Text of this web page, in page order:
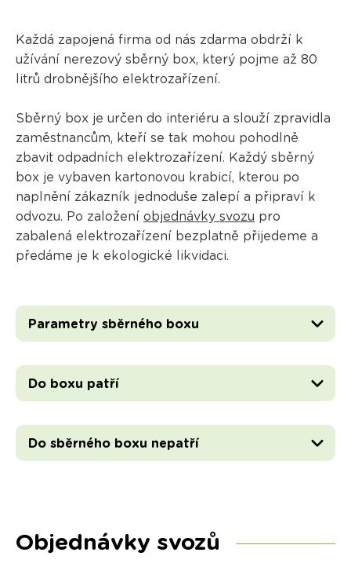
Každá zapojená firma od nás zdarma obdrží k
užívání nerezový sběrný box, který pojme až 80
litrů drobnějšího elektrozařízení.
Sběrný box je určen do interiéru a slouží zpravidla
zaměstnancům, kteří se tak mohou pohodlně
zbavit odpadních elektrozařízení. Každý sběrný
box je vybaven kartonovou krabicí, kterou po
naplnění zákazník jednoduše zalepí a připraví k
odvozu. Po založení objednávky svozu pro
zabalená elektrozařízení bezplatně přijedeme a
předáme je k ekologické likvidaci.
Parametry sběrného boxu
Do boxu patří
Do sběrného boxu nepatří
Objednávky svozů